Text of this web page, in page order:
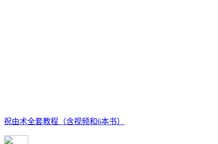
祝由术全套教程（含视频和6本书）